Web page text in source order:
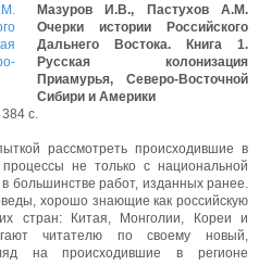
Мазуров И.В., Пастухов А.М.
Очерки истории Российского
Дальнего Востока. Книга 1.
Русская колонизация
Приамурья, Северо-Восточной
Сибири и Америки
с.
рассмотреть происходившие в
не только с национальной
большинстве работ, изданных ранее.
хорошо знающие как российскую
стран: Китая, Монголии, Кореи и
читателю по своему новый,
на происходившие в регионе